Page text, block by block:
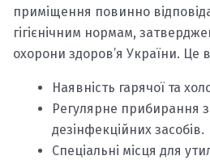
приміщення повинно
гігієнічним нормам,
охорони здоров’я України. Це
Наявність гарячої та
Регулярне прибирання
дезінфекційних засобів.
Спеціальні місця для